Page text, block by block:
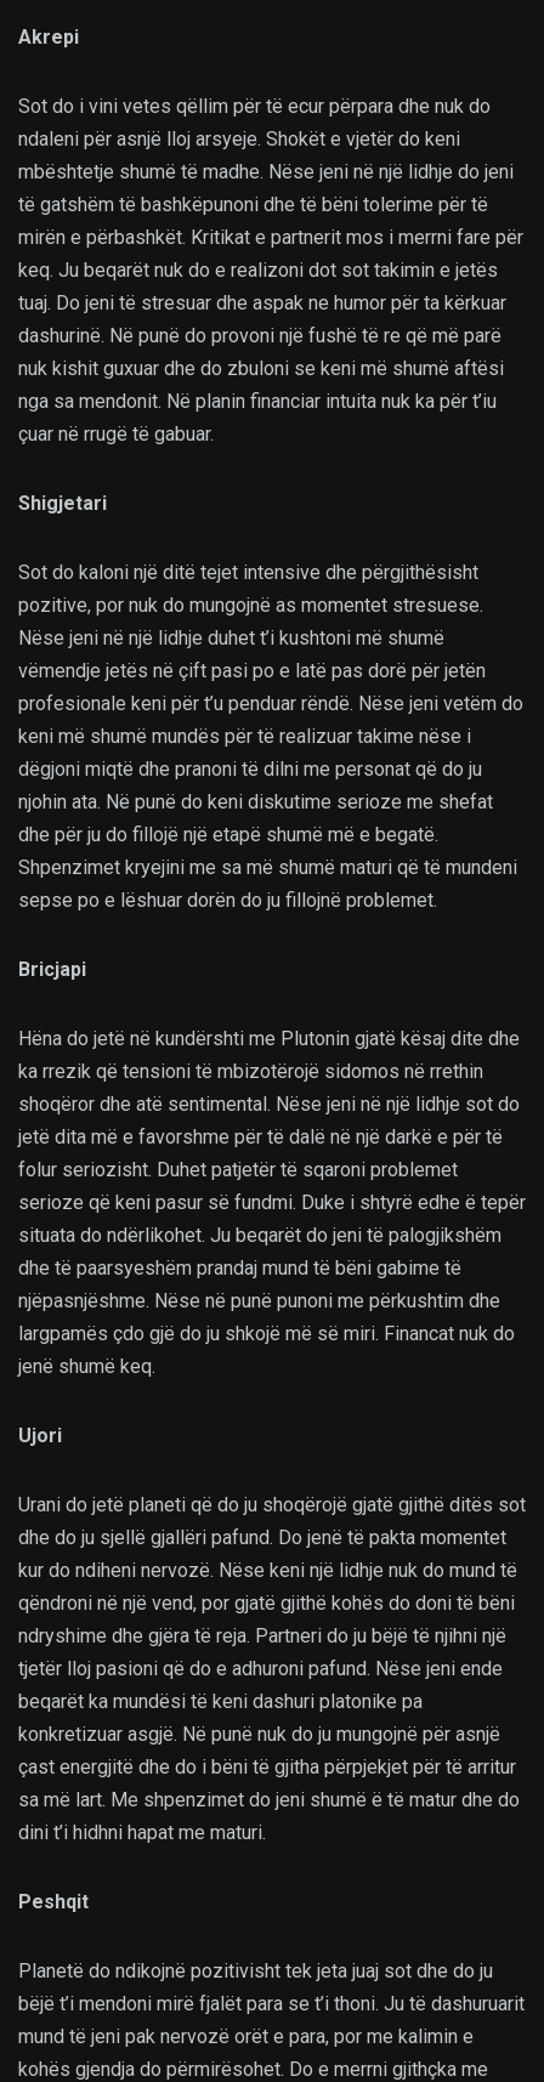
Akrepi
Sot do i vini vetes qëllim për të ecur përpara dhe nuk do
ndaleni për asnjë lloj arsyeje. Shokët e vjetër do keni
mbështetje shumë të madhe. Nëse jeni në një lidhje do jeni
të gatshëm të bashkëpunoni dhe të bëni tolerime për të
mirën e përbashkët. Kritikat e partnerit mos i merrni fare për
keq. Ju beqarët nuk do e realizoni dot sot takimin e jetës
tuaj. Do jeni të stresuar dhe aspak ne humor për ta kërkuar
dashurinë. Në punë do provoni një fushë të re që më parë
nuk kishit guxuar dhe do zbuloni se keni më shumë aftësi
nga sa mendonit. Në planin financiar intuita nuk ka për t’iu
çuar në rrugë të gabuar.
Shigjetari
Sot do kaloni një ditë tejet intensive dhe përgjithësisht
pozitive, por nuk do mungojnë as momentet stresuese.
Nëse jeni në një lidhje duhet t’i kushtoni më shumë
vëmendje jetës në çift pasi po e latë pas dorë për jetën
profesionale keni për t’u penduar rëndë. Nëse jeni vetëm do
keni më shumë mundës për të realizuar takime nëse i
dëgjoni miqtë dhe pranoni të dilni me personat që do ju
njohin ata. Në punë do keni diskutime serioze me shefat
dhe për ju do fillojë një etapë shumë më e begatë.
Shpenzimet kryejini me sa më shumë maturi që të mundeni
sepse po e lëshuar dorën do ju fillojnë problemet.
Bricjapi
Hëna do jetë në kundërshti me Plutonin gjatë kësaj dite dhe
ka rrezik që tensioni të mbizotërojë sidomos në rrethin
shoqëror dhe atë sentimental. Nëse jeni në një lidhje sot do
jetë dita më e favorshme për të dalë në një darkë e për të
folur seriozisht. Duhet patjetër të sqaroni problemet
serioze që keni pasur së fundmi. Duke i shtyrë edhe ë tepër
situata do ndërlikohet. Ju beqarët do jeni të palogjikshëm
dhe të paarsyeshëm prandaj mund të bëni gabime të
njëpasnjëshme. Nëse në punë punoni me përkushtim dhe
largpamës çdo gjë do ju shkojë më së miri. Financat nuk do
jenë shumë keq.
Ujori
Urani do jetë planeti që do ju shoqërojë gjatë gjithë ditës sot
dhe do ju sjellë gjallëri pafund. Do jenë të pakta momentet
kur do ndiheni nervozë. Nëse keni një lidhje nuk do mund të
qëndroni në një vend, por gjatë gjithë kohës do doni të bëni
ndryshime dhe gjëra të reja. Partneri do ju bëjë të njihni një
tjetër lloj pasioni që do e adhuroni pafund. Nëse jeni ende
beqarët ka mundësi të keni dashuri platonike pa
konkretizuar asgjë. Në punë nuk do ju mungojnë për asnjë
çast energjitë dhe do i bëni të gjitha përpjekjet për të arritur
sa më lart. Me shpenzimet do jeni shumë ë të matur dhe do
dini t’i hidhni hapat me maturi.
Peshqit
Planetë do ndikojnë pozitivisht tek jeta juaj sot dhe do ju
bëjë t’i mendoni mirë fjalët para se t’i thoni. Ju të dashuruarit
mund të jeni pak nervozë orët e para, por me kalimin e
kohës gjendja do përmirësohet. Do e merrni gjithçka me